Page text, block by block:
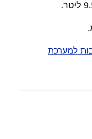
למערכת